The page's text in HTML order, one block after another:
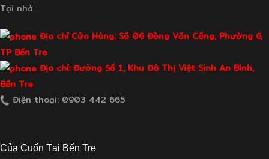
Tại nhà.
Địa chỉ Cửa Hàng: Số 06 Đồng Văn Cống, Phường 6,
TP Bến Tre
Địa chỉ: Đường Số 1, Khu Đô Thị Việt Sinh An Bình,
Bến Tre
Điện thoại: 0903 442 665
Của Cuốn Tại Bến Tre